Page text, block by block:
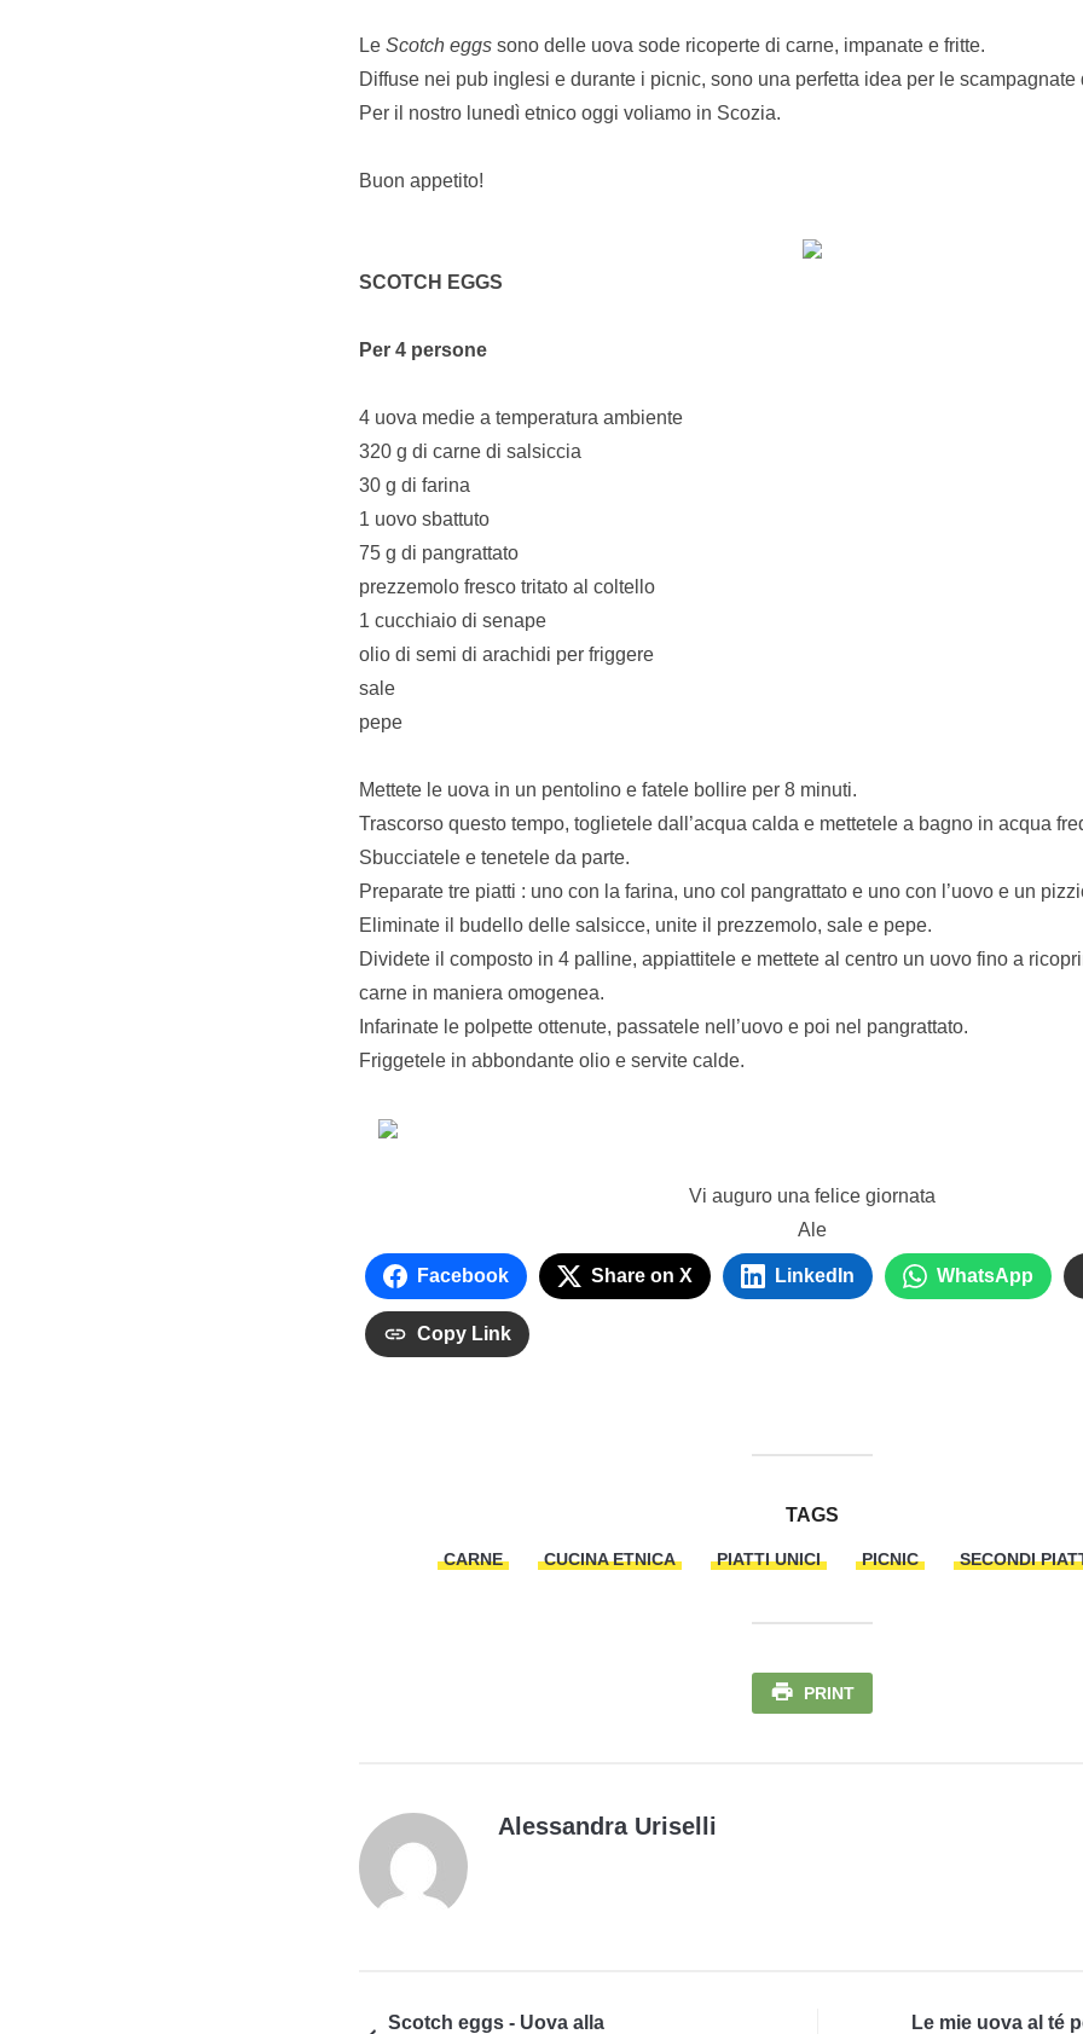
Le Scotch eggs sono delle uova sode ricoperte di carne, impanate e fritte.
Diffuse nei pub inglesi e durante i picnic, sono una perfetta idea per le scampagnate
Per il nostro lunedì etnico oggi voliamo in Scozia.
Buon appetito!
SCOTCH EGGS
Per 4 persone
4 uova medie a temperatura ambiente
320 g di carne di salsiccia
30 g di farina
1 uovo sbattuto
75 g di pangrattato
prezzemolo fresco tritato al coltello
1 cucchiaio di senape
olio di semi di arachidi per friggere
sale
pepe
Mettete le uova in un pentolino e fatele bollire per 8 minuti.
Trascorso questo tempo, toglietele dall’acqua calda e mettetele a bagno in acqua
Sbucciatele e tenetele da parte.
Preparate tre piatti : uno con la farina, uno col pangrattato e uno con l’uovo e un
Eliminate il budello delle salsicce, unite il prezzemolo, sale e pepe.
Dividete il composto in 4 palline, appiattitele e mettete al centro un uovo fino a
carne in maniera omogenea.
Infarinate le polpette ottenute, passatele nell’uovo e poi nel pangrattato.
Friggetele in abbondante olio e servite calde.
Vi auguro una felice giornata
Ale
Facebook Share on X LinkedIn WhatsApp
Copy Link
TAGS
CARNE CUCINA ETNICA PIATTI UNICI PICNIC SECONDI
PRINT
Alessandra Uriselli
Scotch eggs - Uova alla
Le mie uova al té